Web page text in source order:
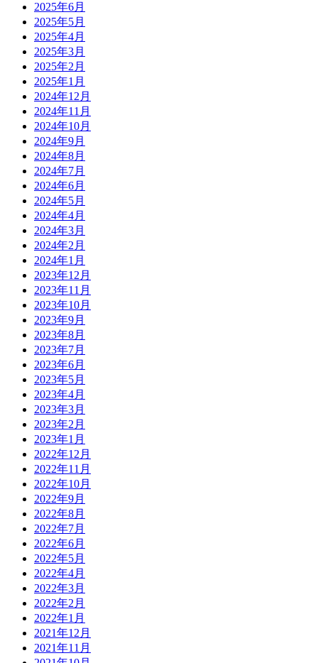
2025年6月
2025年5月
2025年4月
2025年3月
2025年2月
2025年1月
2024年12月
2024年11月
2024年10月
2024年9月
2024年8月
2024年7月
2024年6月
2024年5月
2024年4月
2024年3月
2024年2月
2024年1月
2023年12月
2023年11月
2023年10月
2023年9月
2023年8月
2023年7月
2023年6月
2023年5月
2023年4月
2023年3月
2023年2月
2023年1月
2022年12月
2022年11月
2022年10月
2022年9月
2022年8月
2022年7月
2022年6月
2022年5月
2022年4月
2022年3月
2022年2月
2022年1月
2021年12月
2021年11月